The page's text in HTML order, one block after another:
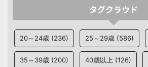
タグクラウド
20～24歳 (236) 25～29歳 (586)
35～39歳 (200) 40歳以上 (126)